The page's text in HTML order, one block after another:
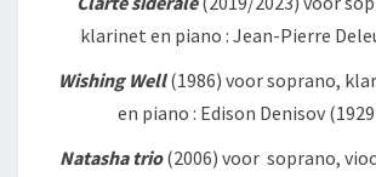
klarinet en piano : Jean-Pierre
Wishing Well(1986) voor soprano,
en piano : Edison Denisov
Natasha trio(2006) voor soprano,